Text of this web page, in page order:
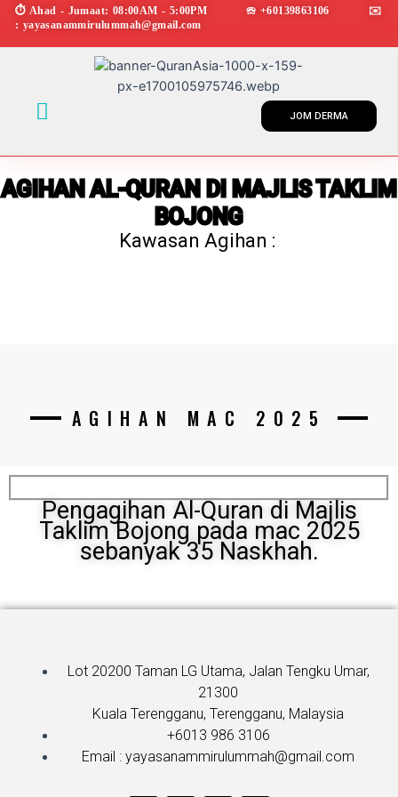
Skip
content
⏱︎ Ahad - Jumaat: 08:00AM - 5:00PM ☏ +60139863106 ✉︎
: yayasanammirulummah@gmail.com
Menu JOM DERMA
AGIHAN AL-QURAN DI MAJLIS TAKLIM
BOJONG
Kawasan Agihan :
AGIHAN MAC 2025
Pengagihan Al-Quran di Majlis
Taklim Bojong pada mac 2025
sebanyak 35 Naskhah.
Lot 20200 Taman LG Utama, Jalan Tengku Umar,
21300
Kuala Terengganu, Terengganu, Malaysia
+6013 986 3106
Email : yayasanammirulummah@gmail.com